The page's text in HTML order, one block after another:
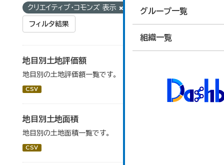
グループ一覧
組織一覧
クリエイティブ・コモンズ 表示
フィルタ結果
地目別土地評価額
地目別の土地評価額一覧です。
CSV
地目別土地面積
地目別の土地面積一覧です。
CSV